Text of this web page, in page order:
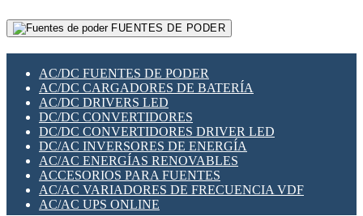
RELÉS MINIATURA DE POTENCIA
SENSORES MAGNÉTICOS
SWITCH Y MICROSWITCH
TARJETAS PI
UNIÓN Y DERIVACIÓN DE CABLE
GATEWAY LORAWAN
GESTIÓN DE REDES
PLACAS MODULARES IOT
SWITCHES Y REDES WIFI
SOLUCIONES IOT
SOLUCIONES LORAWAN
SOLUCIONES RED CELULAR
SEGURIDAD PARA REDES
SWITCHES LAN
TELEFONÍA IP (VOIP)
VIGILANCIA IP (CCTV)
MESHTASTIC
FUENTES DE PODER
AC/DC FUENTES DE PODER
AC/DC CARGADORES DE BATERÍA
AC/DC DRIVERS LED
DC/DC CONVERTIDORES
DC/DC CONVERTIDORES DRIVER LED
DC/AC INVERSORES DE ENERGÍA
AC/AC ENERGÍAS RENOVABLES
ACCESORIOS PARA FUENTES
AC/AC VARIADORES DE FRECUENCIA VDF
AC/AC UPS ONLINE